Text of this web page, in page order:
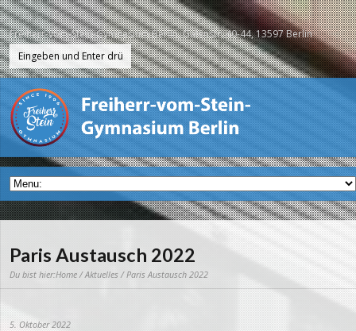
Freiherr-vom-Stein-Gymnasium Berlin, Galenstr. 40-44, 13597 Berlin
Paris Austausch 2022
Du bist hier:Home/Aktuelles / Paris Austausch 2022
5. Oktober 2022